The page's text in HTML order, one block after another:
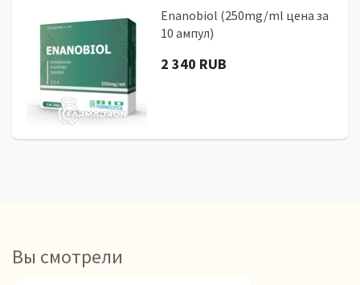
Enanobiol (250mg/ml цена за
10 ампул)
2 340 RUB
Вы смотрели